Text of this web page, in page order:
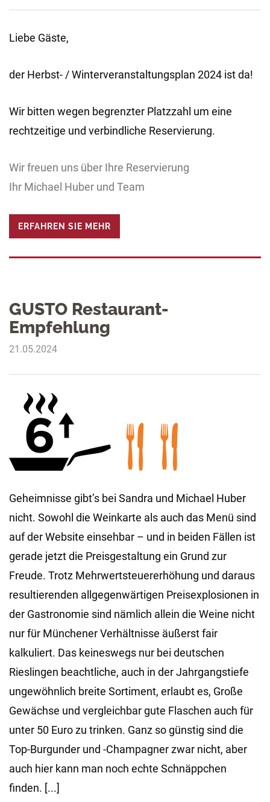
Liebe Gäste,
der Herbst- / Winterveranstaltungsplan 2024 ist da!
Wir bitten wegen begrenzter Platzzahl um eine
rechtzeitige und verbindliche Reservierung.
Wir freuen uns über Ihre Reservierung
Ihr Michael Huber und Team
ERFAHREN SIE MEHR
GUSTO Restaurant-
Empfehlung
21.05.2024
Geheimnisse gibt’s bei Sandra und Michael Huber
nicht. Sowohl die Weinkarte als auch das Menü sind
auf der Website einsehbar – und in beiden Fällen ist
gerade jetzt die Preisgestaltung ein Grund zur
Freude. Trotz Mehrwertsteuererhöhung und daraus
resultierenden allgegenwärtigen Preisexplosionen in
der Gastronomie sind nämlich allein die Weine nicht
nur für Münchener Verhältnisse äußerst fair
kalkuliert. Das keineswegs nur bei deutschen
Rieslingen beachtliche, auch in der Jahrgangstiefe
ungewöhnlich breite Sortiment, erlaubt es, Große
Gewächse und vergleichbar gute Flaschen auch für
unter 50 Euro zu trinken. Ganz so günstig sind die
Top-Burgunder und -Champagner zwar nicht, aber
auch hier kann man noch echte Schnäppchen
finden. [...]